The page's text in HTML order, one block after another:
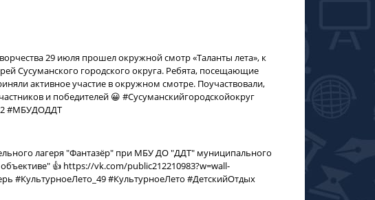
29 июля прошел окружной смотр «Таланты лета», к
Сусуманского городского округа. Ребята, посещающие
активное участие в окружном смотре. Поучаствовали,
и победителей 😀 #Сусуманскийгородскойокруг
#МБУДОДДТ
лагеря "Фантазёр" при МБУ ДО "ДДТ" муниципального
👍 https://vk.com/public212210983?w=wall-
#КультурноеЛето_49 #КультурноеЛето #ДетскийОтдых